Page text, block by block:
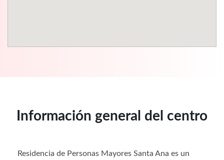
Información general del centro
Residencia de Personas Mayores Santa Ana es un